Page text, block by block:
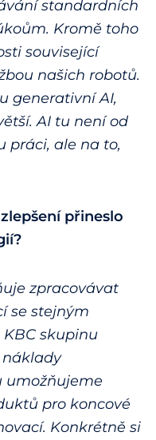
standardních
Kromě toho
související
našich robotů.
generativní AI,
AI tu není od
práci, ale na to,
přineslo
zpracovávat
se stejným
skupinu
náklady
umožňujeme
pro koncové
Konkrétně si